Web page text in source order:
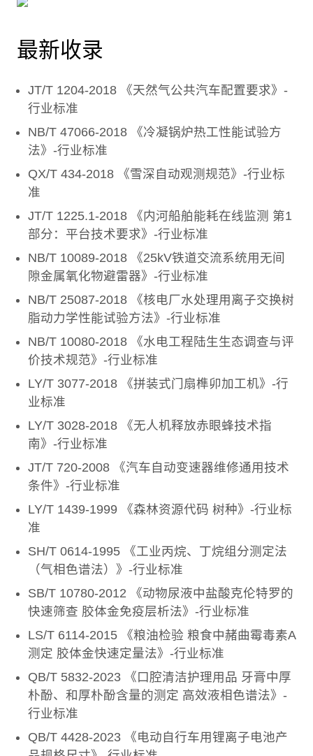
最新收录
JT/T 1204-2018 《天然气公共汽车配置要求》-
行业标准
NB/T 47066-2018 《冷凝锅炉热工性能试验方
法》-行业标准
QX/T 434-2018 《雪深自动观测规范》-行业标
准
JT/T 1225.1-2018 《内河船舶能耗在线监测 第1
部分：平台技术要求》-行业标准
NB/T 10089-2018 《25kV铁道交流系统用无间
隙金属氧化物避雷器》-行业标准
NB/T 25087-2018 《核电厂水处理用离子交换树
脂动力学性能试验方法》-行业标准
NB/T 10080-2018 《水电工程陆生生态调查与评
价技术规范》-行业标准
LY/T 3077-2018 《拼装式门扇榫卯加工机》-行
业标准
LY/T 3028-2018 《无人机释放赤眼蜂技术指
南》-行业标准
JT/T 720-2008 《汽车自动变速器维修通用技术
条件》-行业标准
LY/T 1439-1999 《森林资源代码 树种》-行业标
准
SH/T 0614-1995 《工业丙烷、丁烷组分测定法
（气相色谱法）》-行业标准
SB/T 10780-2012 《动物尿液中盐酸克伦特罗的
快速筛查 胶体金免疫层析法》-行业标准
LS/T 6114-2015 《粮油检验 粮食中赭曲霉毒素A
测定 胶体金快速定量法》-行业标准
QB/T 5832-2023 《口腔清洁护理用品 牙膏中厚
朴酚、和厚朴酚含量的测定 高效液相色谱法》-
行业标准
QB/T 4428-2023 《电动自行车用锂离子电池产